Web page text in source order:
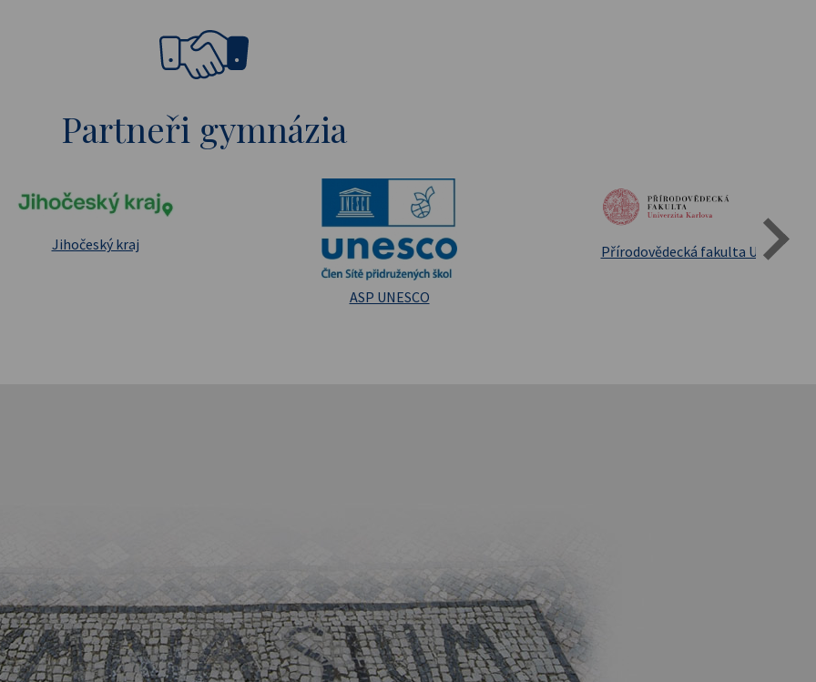
Partneři gymnázia
Masarykova universita
Státní oblastní archív Třeboň